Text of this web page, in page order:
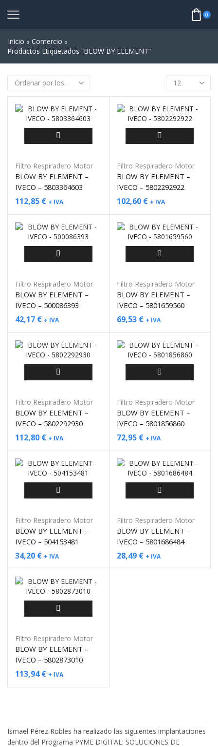
0
Inicio
Comercio
Productos Etiquetados “BLOW BY ELEMENT”
Filtro Respiradero Motor
BLOW BY ELEMENT –
IVECO – 5803364603
112,85 € + IVA
Filtro Respiradero Motor
BLOW BY ELEMENT –
IVECO – 5802292922
102,60 € + IVA
Filtro Respiradero Motor
BLOW BY ELEMENT –
IVECO – 500086393
42,17 € + IVA
Filtro Respiradero Motor
BLOW BY ELEMENT –
IVECO – 5801659560
69,53 € + IVA
Filtro Respiradero Motor
BLOW BY ELEMENT –
IVECO – 5802292930
112,80 € + IVA
Filtro Respiradero Motor
BLOW BY ELEMENT –
IVECO – 5801856860
72,95 € + IVA
Filtro Respiradero Motor
BLOW BY ELEMENT –
IVECO – 504153481
34,20 € + IVA
Filtro Respiradero Motor
BLOW BY ELEMENT –
IVECO – 5801686484
28,49 € + IVA
Filtro Respiradero Motor
BLOW BY ELEMENT –
IVECO – 5802873010
113,94€ + IVA
Ismael Pérez Robles ha realizado las siguientes implantaciones
dentro del Programa PYME DIGITAL: SOLUCIONES DE